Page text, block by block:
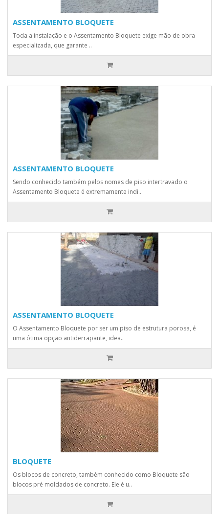
ASSENTAMENTO BLOQUETE
Toda a instalação e o Assentamento Bloquete exige mão de obra
especializada, que garante ..
ASSENTAMENTO BLOQUETE
Sendo conhecido também pelos nomes de piso intertravado o
Assentamento Bloquete é extremamente indi..
ASSENTAMENTO BLOQUETE
O Assentamento Bloquete por ser um piso de estrutura porosa, é
uma ótima opção antiderrapante, idea..
BLOQUETE
Os blocos de concreto, também conhecido como Bloquete são
blocos pré moldados de concreto. Ele é u..